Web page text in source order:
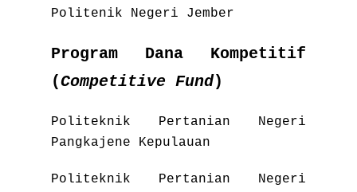
Politenik Negeri Jember
Program Dana Kompetitif
(Competitive Fund)
Politeknik Pertanian Negeri
Pangkajene Kepulauan
Politeknik Pertanian Negeri